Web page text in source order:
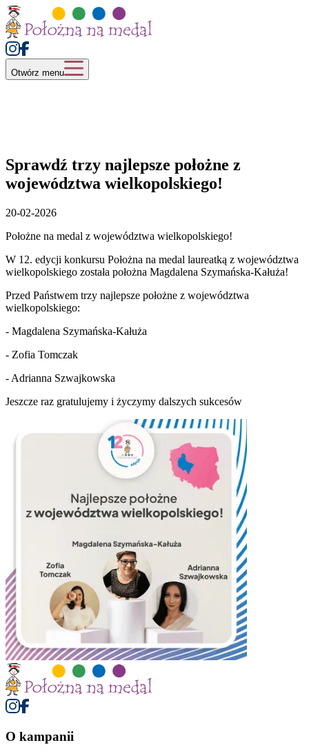
Otwórz menu
Sprawdź trzy najlepsze położne z
województwa wielkopolskiego!
20-02-2026
Położne na medal z województwa wielkopolskiego!
W 12. edycji konkursu Położna na medal laureatką z województwa
wielkopolskiego została położna Magdalena Szymańska-Kałuża!
Przed Państwem trzy najlepsze położne z województwa
wielkopolskiego:
- Magdalena Szymańska-Kałuża
- Zofia Tomczak
- Adrianna Szwajkowska
Jeszcze raz gratulujemy i życzymy dalszych sukcesów
O kampanii